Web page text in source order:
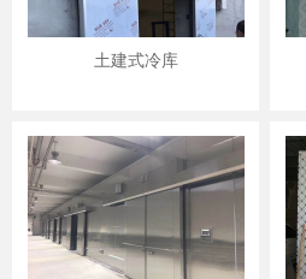
土建式冷库